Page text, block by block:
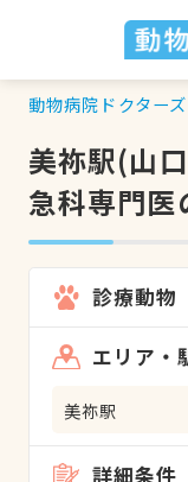
動物病院ドクター
美祢駅(山
急科専門医
診療動物
エリア・
美祢駅
詳細条件